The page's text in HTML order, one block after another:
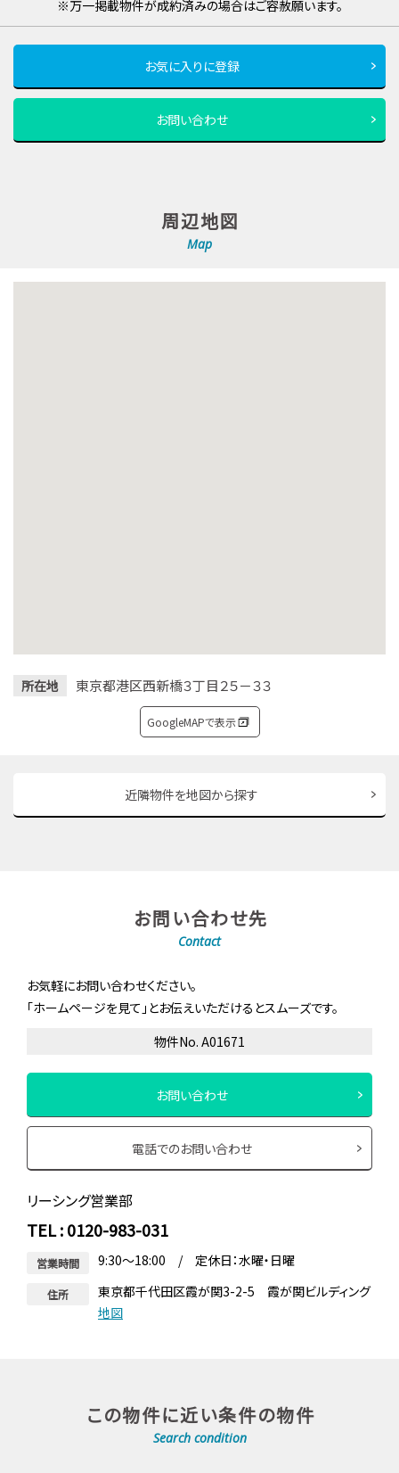
※万一掲載物件が成約済みの場合はご容赦願います。
お気に入りに登録
お問い合わせ
周辺地図
Map
所在地 東京都港区西新橋３丁目２５－３３
GoogleMAPで表示
近隣物件を地図から探す
お問い合わせ先
Contact
お気軽にお問い合わせください。
「ホームページを見て」とお伝えいただけるとスムーズです。
物件No. A01671
お問い合わせ
電話でのお問い合わせ
リーシング営業部
TEL : 0120-983-031
営業時間 9:30～18:00 / 定休日：水曜・日曜
住所
東京都千代田区霞が関3-2-5 霞が関ビルディング
地図
この物件に近い条件の物件
Search condition